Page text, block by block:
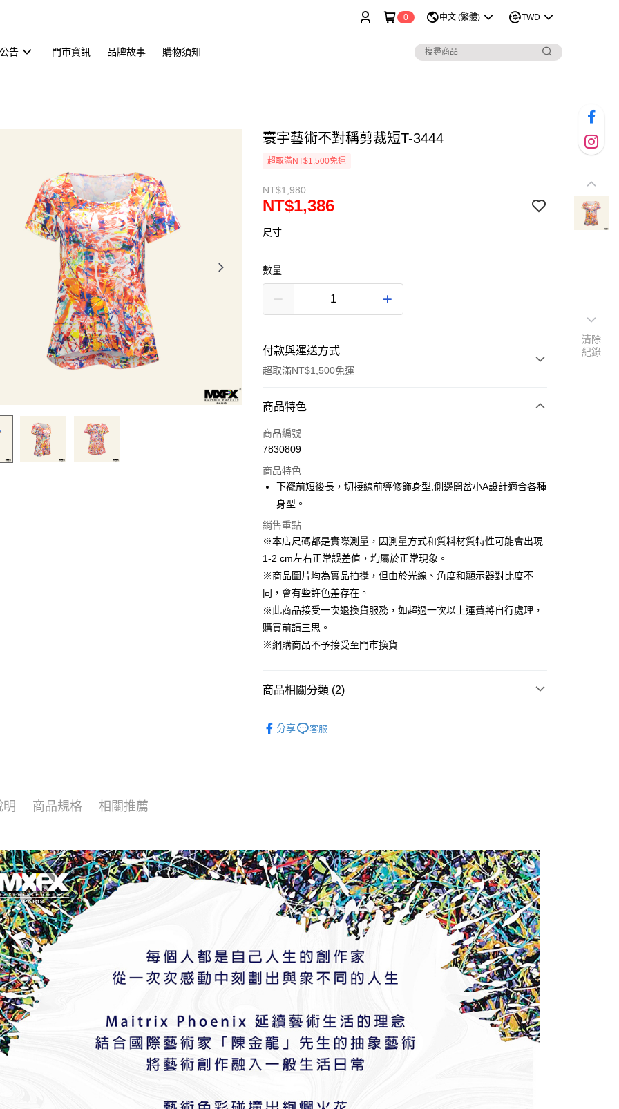
0 中文 (繁體) TWD
告 門市資訊 品牌故事 購物須知
寰宇藝術不對稱剪裁短T-3444
超取滿NT$1,500免運
NT$1,980
NT$1,386
尺寸
數量
付款與運送方式
超取滿NT$1,500免運
付款方式
信用卡一次付款
LINE Pay
Apple Pay
街口支付
悠遊付
相關說明
【關於「AFTEE先享後付」】
AFTEE先享後付是「在收到商品之後才付款」的支付方式。 讓您購物簡單
便利好安心！
１．簡單：不需註冊會員、不需綁卡、不需儲值。
付」結帳頁面，進行簡訊認證並確認金額後，即可完成結帳。
【注意事項】
１．透過由恩沛科技股份有限公司提供之「AFTEE先享後付」服務完成之
交易，需依本服務之必要範圍內提供個人資料，並將交易相關給付款項請
求債權轉讓予恩沛科技股份有限公司。
２．關於個人資料處理事宜，請瀏覽以下網址：
https://aftee.tw/terms/#terms3
３．未成年的使用者請事先徵得法定代理人或監護人之同意方可使用
「AFTEE先享後付」，若未經同意申辦者引起之損失，本公司不負相關責
任。
４．使用「AFTEE先享後付」時，將依據個別帳號之用戶狀況，依本公司
即時審查核予不同之上限額度；若仍有額度不足之情形，本公司將視審查
５．嚴禁一人註冊多個帳號或使用他人資訊註冊。若發現惡意使用之情
形，恩沛科技股份有限公司將有權停止該用戶之使用額度並採取法律行
動。
ATM付款
全家取貨付款
商品特色
商品編號
7830809
商品特色
下襬前短後長，切接線前導修飾身型,側邊開岔小A設計適合各種
身型。
銷售重點
※本店尺碼都是實際測量，因測量方式和質料材質特性可能會出現
1-2 cm左右正常誤差值，均屬於正常現象。
※商品圖片均為實品拍攝，但由於光線、角度和顯示器對比度不
同，會有些許色差存在。
※此商品接受一次退換貨服務，如超過一次以上運費將自行處理，
購買前請三思。
※網購商品不予接受至門市換貨
商品相關分類 (2)
分享 客服
明 商品規格 相關推薦
清除
紀錄